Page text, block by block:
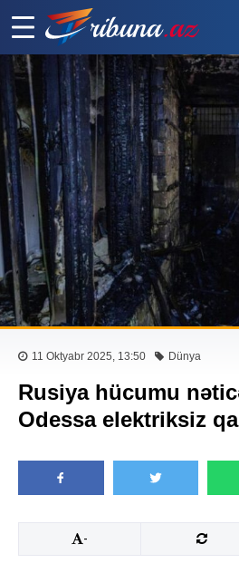
11 Oktyabr 2025, 13:50 Dünya
Rusiya hücumu
Odessa elektriksiz
-